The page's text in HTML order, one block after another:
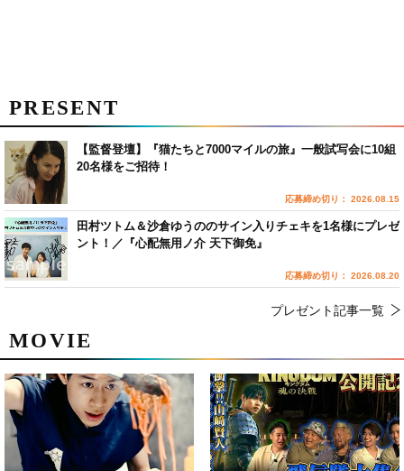
MOVIE
PRESENT
【監督登壇】『猫たちと7000マイルの旅』一般試写会に10組
20名様をご招待！
応募締め切り： 2026.08.15
田村ツトム＆沙倉ゆうののサイン入りチェキを1名様にプレゼ
ント！／『心配無用ノ介 天下御免』
応募締め切り： 2026.08.20
プレゼント記事一覧